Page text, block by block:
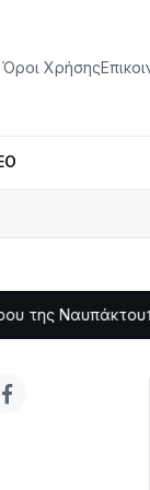
Όροι Χρήσης
11:11 Σε